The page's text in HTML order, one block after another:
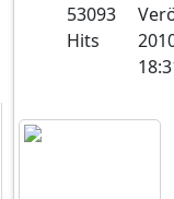
53093
Hits